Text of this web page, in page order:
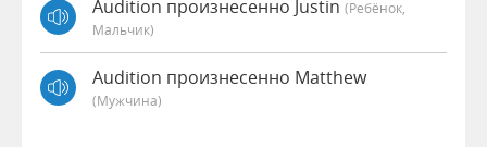
Audition произнесенно Justin (Ребёнок,
Мальчик)
Audition произнесенно Matthew
(мужчина)